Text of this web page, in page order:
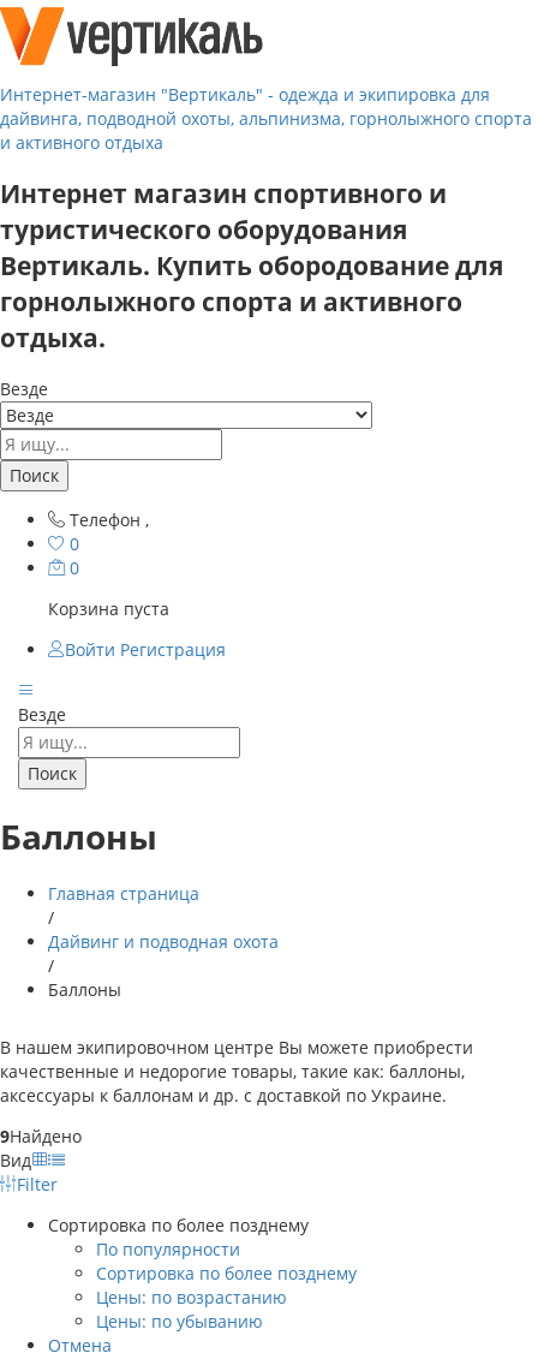
Интернет-магазин "Вертикаль" - одежда и экипировка для
дайвинга, подводной охоты, альпинизма, горнолыжного спорта
и активного отдыха
Интернет магазин спортивного и
туристического оборудования
Вертикаль. Купить обородование для
горнолыжного спорта и активного
отдыха.
Везде
Поиск
Телефон ,
0
0
Корзина пуста
Войти Регистрация
Везде
Поиск
Баллоны
Главная страница
/
Дайвинг и подводная охота
/
Баллоны
В нашем экипировочном центре Вы можете приобрести
качественные и недорогие товары, такие как: баллоны,
аксессуары к баллонам и др. с доставкой по Украине.
9Найдено
Вид
Filter
Сортировка по более позднему
По популярности
Сортировка по более позднему
Цены: по возрастанию
Цены: по убыванию
Отмена